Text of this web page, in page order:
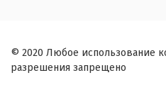
© 2020 Любое использование
разрешения запрещено